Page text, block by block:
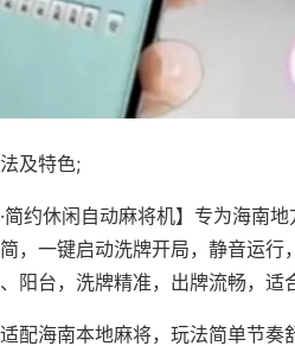
及特色;
·简约休闲自动麻将机】专为海南
，一键启动洗牌开局，静音运行
阳台，洗牌精准，出牌流畅，适
配海南本地麻将，玩法简单节